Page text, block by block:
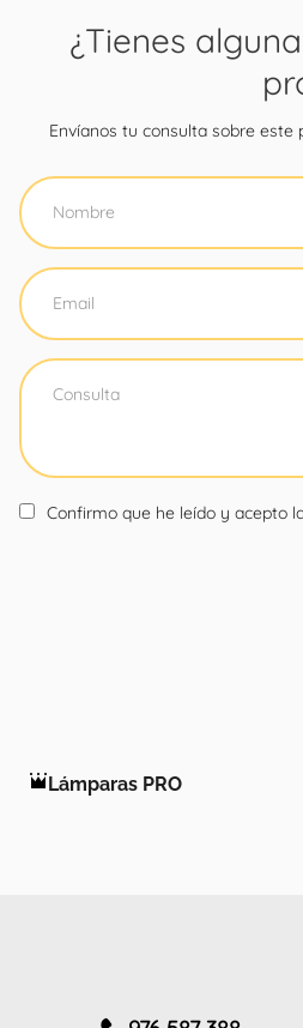
¿Tienes
Envíanos tu consulta sobre
Confirmo que he leído y acepto
Lámparas PRO